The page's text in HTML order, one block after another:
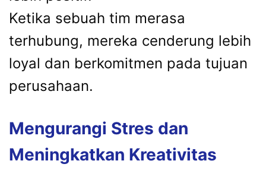
Ketika sebuah tim merasa
terhubung, mereka cenderung lebih
loyal dan berkomitmen pada tujuan
perusahaan.
Mengurangi Stres dan
Meningkatkan Kreativitas